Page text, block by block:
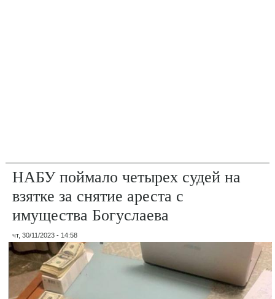
НАБУ поймало четырех судей на
взятке за снятие ареста с
имущества Богуслаева
чт, 30/11/2023 - 14:58